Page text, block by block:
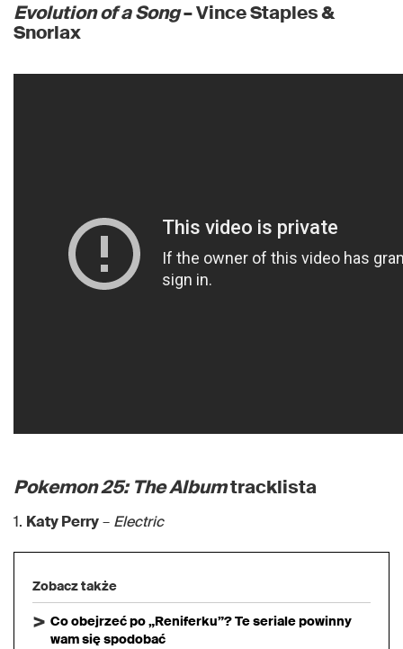
Evolution of a Song– Vince Staples &
Snorlax
Pokemon 25: The Albumtracklista
1. Katy Perry– Electric
Zobacz także
Co obejrzeć po „Reniferku”? Te seriale powinny
wam się spodobać